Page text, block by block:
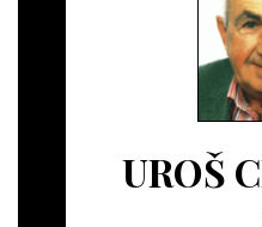
UROŠ